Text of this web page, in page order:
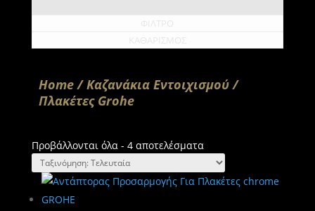
Home/Καζανάκια Εντοιχισμού/
Πλακέτες Grohe
Προβάλλονται όλα - 4 αποτελέσματαSorted
latest